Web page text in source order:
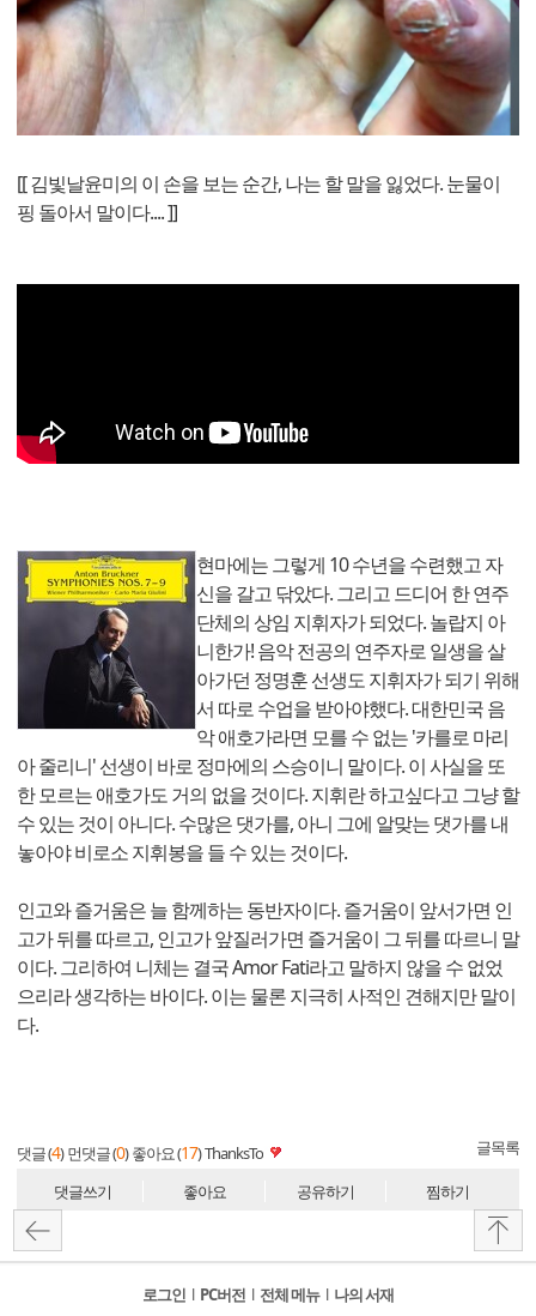
[[ 김빛날윤미의 이 손을 보는 순간, 나는 할 말을 잃었다. 눈물이
핑 돌아서 말이다.... ]]
현마에는 그렇게 10 수년을 수련했고 자
신을 갈고 닦았다. 그리고 드디어 한 연주
단체의 상임 지휘자가 되었다. 놀랍지 아
니한가! 음악 전공의 연주자로 일생을 살
아가던 정명훈 선생도 지휘자가 되기 위해
서 따로 수업을 받아야했다. 대한민국 음
악 애호가라면 모를 수 없는 '카를로 마리
아 줄리니' 선생이 바로 정마에의 스승이니 말이다. 이 사실을 또
한 모르는 애호가도 거의 없을 것이다. 지휘란 하고싶다고 그냥 할
수 있는 것이 아니다. 수많은 댓가를, 아니 그에 알맞는 댓가를 내
놓아야 비로소 지휘봉을 들 수 있는 것이다.
인고와 즐거움은 늘 함께하는 동반자이다. 즐거움이 앞서가면 인
고가 뒤를 따르고, 인고가 앞질러가면 즐거움이 그 뒤를 따르니 말
이다. 그리하여 니체는 결국 Amor Fati라고 말하지 않을 수 없었
으리라 생각하는 바이다. 이는 물론 지극히 사적인 견해지만 말이
다.
댓글 (4) 먼댓글 (0) 좋아요 (17)ThanksTo 글목록
댓글쓰기 좋아요 공유하기 찜하기
로그인 l PC버전 l 전체 메뉴 l 나의 서재